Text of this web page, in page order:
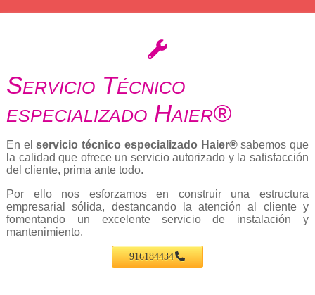
Servicio Técnico
especializado Haier®
En elservicio técnico especializado Haier®sabemos que
la calidad que ofrece un servicio autorizado y la satisfacción
del cliente, prima ante todo.
Por ello nos esforzamos en construir una estructura
empresarial sólida, destancando la atención al cliente y
fomentando un excelente servicio de instalación y
mantenimiento.
916184434